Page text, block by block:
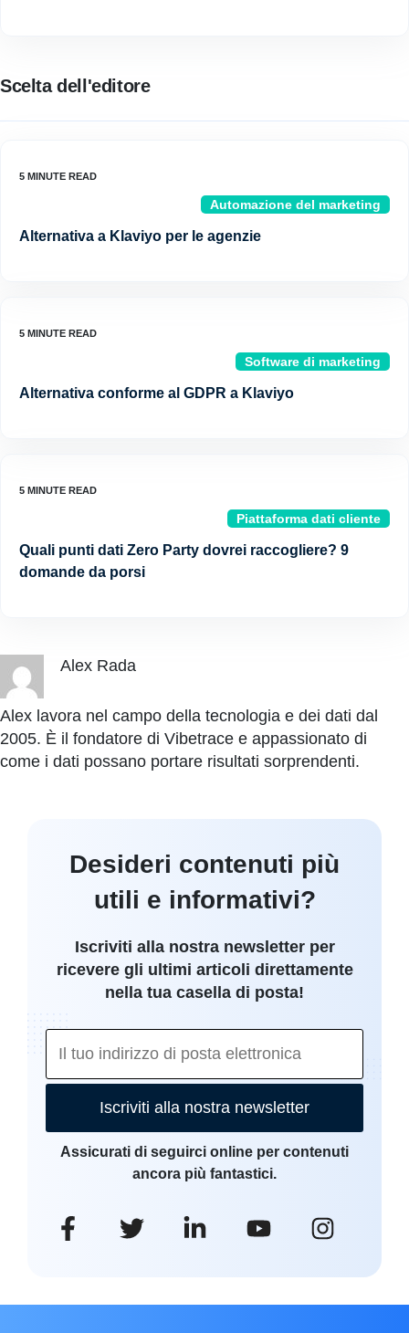
Scelta dell'editore
Automazione del marketing
Alternativa a Klaviyo per le agenzie
Software di marketing
Alternativa conforme al GDPR a Klaviyo
Piattaforma dati cliente
Quali punti dati Zero Party dovrei raccogliere? 9
domande da porsi
Alex Rada
Alex lavora nel campo della tecnologia e dei dati dal
2005. È il fondatore di Vibetrace e appassionato di
come i dati possano portare risultati sorprendenti.
Desideri contenuti più
utili e informativi?
Iscriviti alla nostra newsletter per
ricevere gli ultimi articoli direttamente
nella tua casella di posta!
Iscriviti alla nostra newsletter
Assicurati di seguirci online per contenuti
ancora più fantastici.